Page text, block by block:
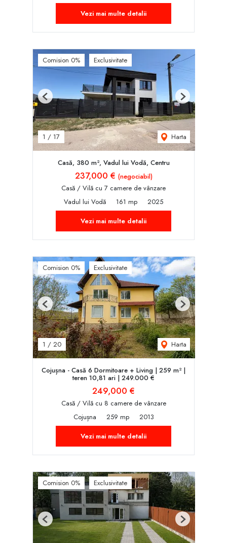
Vezi mai multe detalii
Comision 0% Exclusivitate
1 / 17 Harta
Previous Next
Casă, 380 m², Vadul lui Vodă, Centru
237,000 € (negociabil)
Casă / Vilă cu 7 camere de vânzare
Vadul lui Vodă
161 mp
2025
Vezi mai multe detalii
Comision 0% Exclusivitate
1 / 20 Harta
Previous Next
Cojușna - Casă 6 Dormitoare + Living | 259 m² |
teren 10,81 ari | 249.000 €
249,000 €
Casă / Vilă cu 8 camere de vânzare
Cojușna
259 mp
2013
Vezi mai multe detalii
Comision 0% Exclusivitate
Previous Next